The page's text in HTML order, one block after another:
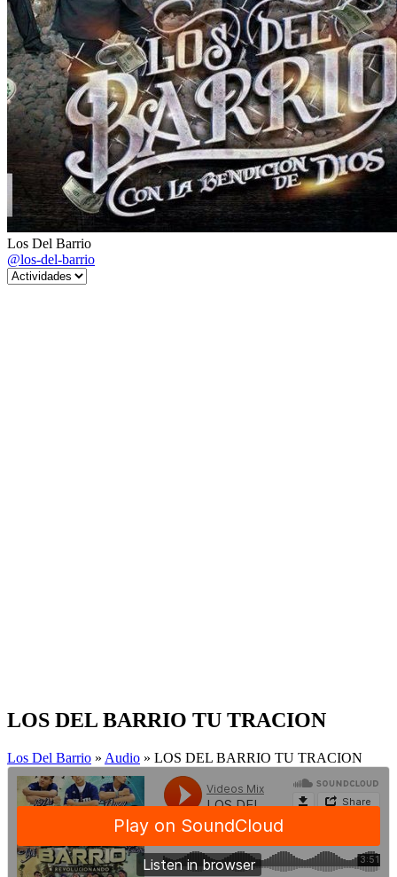
Los Del Barrio
@los-del-barrio
LOS DEL BARRIO TU TRACION
Los Del Barrio » Audio » LOS DEL BARRIO TU TRACION